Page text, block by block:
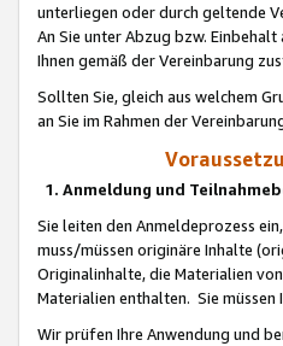
unterliegen oder durch geltende
An Sie unter Abzug bzw.
Ihnen gemäß der Vereinbarung
Sollten Sie, gleich aus welchem
an Sie im Rahmen der
1. Anmeldung und
Sie leiten den Anmeldeprozess
muss/müssen originäre Inhalte
Originalinhalte, die Materialien
Materialien enthalten. Sie müssen
Wir prüfen Ihre Anwendung und